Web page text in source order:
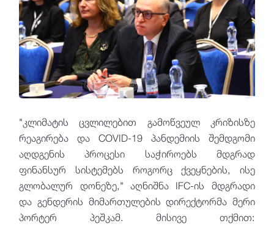
"კლიმატის ცვლილებით გამოწვეულ კრიზისზე
რეაგირება და COVID-19 პანდემიის შემდგომი
აღდგენის პროცესი საჭიროებს მდგრად
ფინანსურ სისტემებს როგორც ქვეყნების, ისე
გლობალურ დონეზე," აღნიშნა IFC-ის მდგრადი
და გენდერის მიმართულების დირექტორმა მერი
პორტერ პეშკამ. მისივე თქმით: